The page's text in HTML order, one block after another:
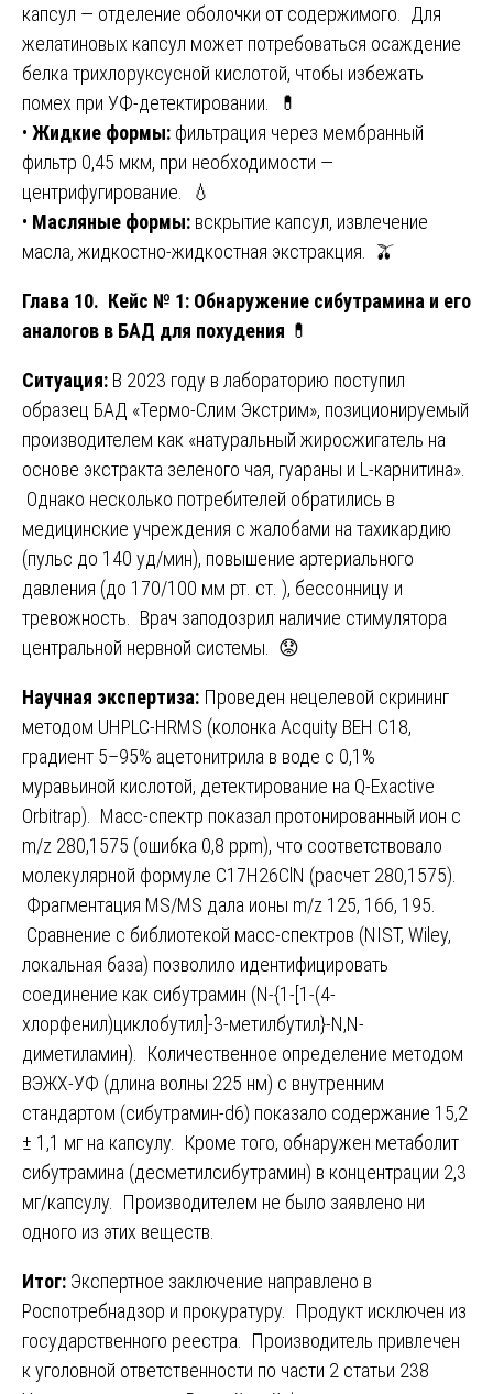
капсул — отделение оболочки от содержимого. Для
желатиновых капсул может потребоваться осаждение
белка трихлоруксусной кислотой, чтобы избежать
помех при УФ-детектировании. 💊
• Жидкие формы: фильтрация через мембранный
фильтр 0,45 мкм, при необходимости —
центрифугирование. 💧
• Масляные формы: вскрытие капсул, извлечение
масла, жидкостно-жидкостная экстракция. 🫒
Глава 10. Кейс № 1: Обнаружение сибутрамина и его
аналогов в БАД для похудения 💊
Ситуация: В 2023 году в лабораторию поступил
образец БАД «Термо-Слим Экстрим», позиционируемый
производителем как «натуральный жиросжигатель на
основе экстракта зеленого чая, гуараны и L-карнитина».
Однако несколько потребителей обратились в
медицинские учреждения с жалобами на тахикардию
(пульс до 140 уд/мин), повышение артериального
давления (до 170/100 мм рт. ст. ), бессонницу и
тревожность. Врач заподозрил наличие стимулятора
центральной нервной системы. 😟
Научная экспертиза: Проведен нецелевой скрининг
методом UHPLC-HRMS (колонка Acquity BEH C18,
градиент 5–95% ацетонитрила в воде с 0,1%
муравьиной кислотой, детектирование на Q-Exactive
Orbitrap). Масс-спектр показал протонированный ион с
m/z 280,1575 (ошибка 0,8 ppm), что соответствовало
молекулярной формуле C17H26ClN (расчет 280,1575).
Фрагментация MS/MS дала ионы m/z 125, 166, 195.
Сравнение с библиотекой масс-спектров (NIST, Wiley,
локальная база) позволило идентифицировать
соединение как сибутрамин (N-{1-[1-(4-
хлорфенил)циклобутил]-3-метилбутил}-N,N-
диметиламин). Количественное определение методом
ВЭЖХ-УФ (длина волны 225 нм) с внутренним
стандартом (сибутрамин-d6) показало содержание 15,2
± 1,1 мг на капсулу. Кроме того, обнаружен метаболит
сибутрамина (десметилсибутрамин) в концентрации 2,3
мг/капсулу. Производителем не было заявлено ни
одного из этих веществ.
Итог: Экспертное заключение направлено в
Роспотребнадзор и прокуратуру. Продукт исключен из
государственного реестра. Производитель привлечен
к уголовной ответственности по части 2 статьи 238